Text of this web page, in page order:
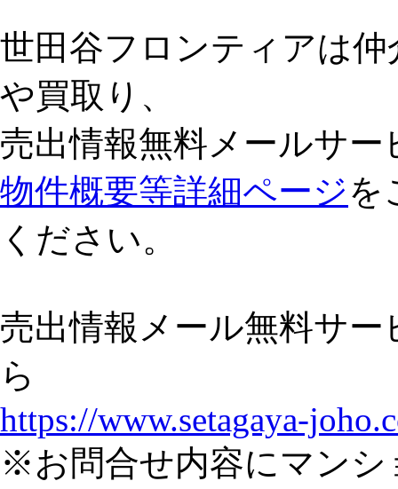
世田谷フロンティアは
や買取り、
売出情報無料メールサ
物件概要等詳細ページを
ください。
売出情報メール無料サ
ら
https://www.setagaya-
※お問合せ内容にマンシ